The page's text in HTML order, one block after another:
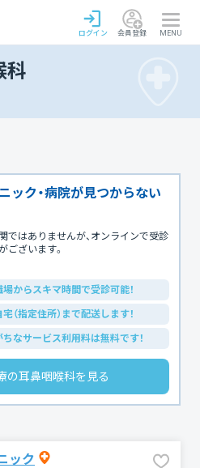
ログイン 会員登録 MENU
科
ック・病院が見つからない
ではありませんが、オンラインで受診
ございます。
からスキマ時間で受診可能！
（指定住所）まで配送します！
なサービス利用料は無料です！
の耳鼻咽喉科を見る
ック